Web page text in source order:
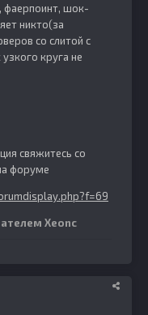
фаерпоинт, шок-
никто(за
со слитой с
круга не
свяжитесь со
форуме
Xeonc